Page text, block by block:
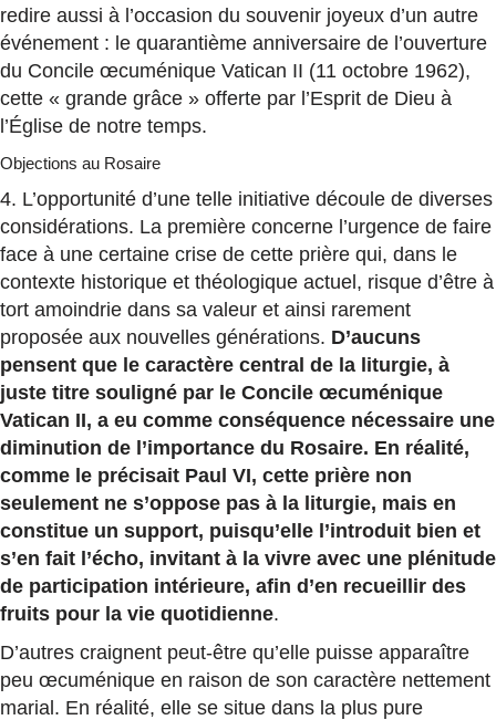
redire aussi à l’occasion du souvenir joyeux d’un autre
événement : le quarantième anniversaire de l’ouverture
du Concile œcuménique Vatican II (11 octobre 1962),
cette « grande grâce » offerte par l’Esprit de Dieu à
l’Église de notre temps.
Objections au Rosaire
4. L’opportunité d’une telle initiative découle de diverses
considérations. La première concerne l’urgence de faire
face à une certaine crise de cette prière qui, dans le
contexte historique et théologique actuel, risque d’être à
tort amoindrie dans sa valeur et ainsi rarement
proposée aux nouvelles générations. D’aucuns
pensent que le caractère central de la liturgie, à
juste titre souligné par le Concile œcuménique
Vatican II, a eu comme conséquence nécessaire une
diminution de l’importance du Rosaire. En réalité,
comme le précisait Paul VI, cette prière non
seulement ne s’oppose pas à la liturgie, mais en
constitue un support, puisqu’elle l’introduit bien et
s’en fait l’écho, invitant à la vivre avec une plénitude
de participation intérieure, afin d’en recueillir des
fruits pour la vie quotidienne.
D’autres craignent peut-être qu’elle puisse apparaître
peu œcuménique en raison de son caractère nettement
marial. En réalité, elle se situe dans la plus pure